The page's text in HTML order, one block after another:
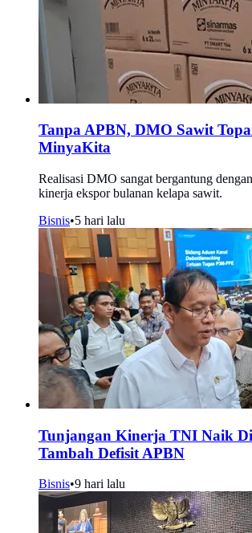
Tanpa APBN, DMO Sawit
MinyaKita
Realisasi DMO sangat bergantung
kinerja ekspor bulanan kelapa sawit.
Bisnis•5 hari lalu
Tunjangan Kinerja TNI Naik
Tambah Defisit APBN
Bisnis•9 hari lalu